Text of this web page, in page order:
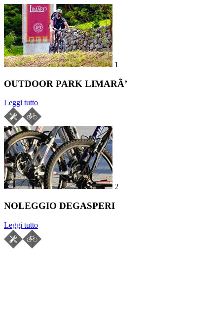
1
OUTDOOR PARK LIMARÃ’
Leggi tutto
2
NOLEGGIO DEGASPERI
Leggi tutto